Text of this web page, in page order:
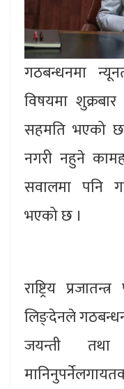
गठबन्धनमा
विषयमा
सहमति भएको
नगरी नहुने
सवालमा पनि
भएको छ ।
राष्ट्रिय
लिङ्देनले
जयन्ती तथा